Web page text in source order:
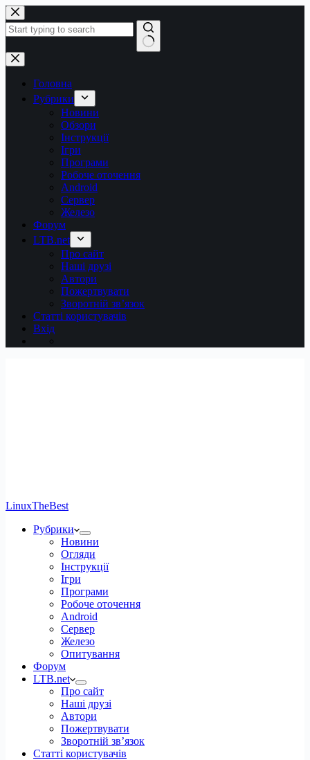
Перейти
до
вмісту
Немає
результатів
Головна
Рубрики
Новини
Обзори
Інструкції
Ігри
Програми
Робоче оточення
Android
Сервер
Железо
Форум
LTB.net
Про сайт
Наші друзі
Автори
Пожертвувати
Зворотній зв’язок
Статті користувачів
Вхід
LinuxTheBest
Рубрики
Новини
Огляди
Інструкції
Ігри
Програми
Робоче оточення
Android
Сервер
Железо
Опитування
Форум
LTB.net
Про сайт
Наші друзі
Автори
Пожертвувати
Зворотній зв’язок
Статті користувачів